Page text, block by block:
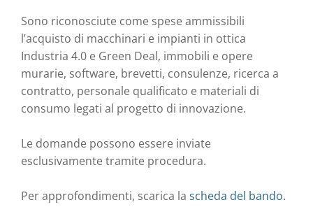
Sono riconosciute come spese ammissibili
l’acquisto di macchinari e impianti in ottica
Industria 4.0 e Green Deal, immobili e opere
murarie, software, brevetti, consulenze, ricerca a
contratto, personale qualificato e materiali di
consumo legati al progetto di innovazione.
Le domande possono essere inviate
esclusivamente tramite procedura.
Per approfondimenti, scarica la scheda del bando.